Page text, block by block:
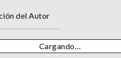
del Autor
Cargando…